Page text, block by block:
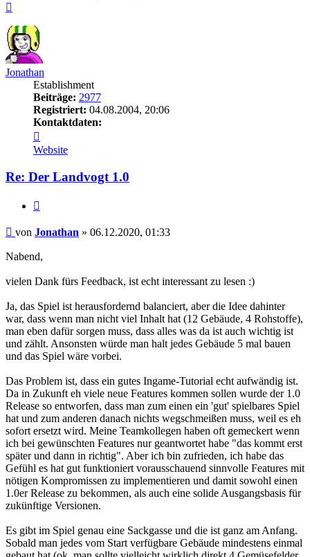
Jonathan
Establishment
Beiträge: 2977
Registriert: 04.08.2004, 20:06
Kontaktdaten:
von
Jonathan
Website
Re: Der Landvogt 1.0
Beitrag
von Jonathan » 06.12.2020, 01:33
Nabend,
vielen Dank fürs Feedback, ist echt interessant zu lesen :)
Ja, das Spiel ist herausfordernd balanciert, aber die Idee dahinter
war, dass wenn man nicht viel Inhalt hat (12 Gebäude, 4 Rohstoffe),
man eben dafür sorgen muss, dass alles was da ist auch wichtig ist
und zählt. Ansonsten würde man halt jedes Gebäude 5 mal bauen
und das Spiel wäre vorbei.
Das Problem ist, dass ein gutes Ingame-Tutorial echt aufwändig ist.
Da in Zukunft eh viele neue Features kommen sollen wurde der 1.0
Release so entworfen, dass man zum einen ein 'gut' spielbares Spiel
hat und zum anderen danach nichts wegschmeißen muss, weil es eh
sofort ersetzt wird. Meine Teamkollegen haben oft gemeckert wenn
ich bei gewünschten Features nur geantwortet habe "das kommt erst
später und dann in richtig". Aber ich bin zufrieden, ich habe das
Gefühl es hat gut funktioniert vorausschauend sinnvolle Features mit
nötigen Kompromissen zu implementieren und damit sowohl einen
1.0er Release zu bekommen, als auch eine solide Ausgangsbasis für
zukünftige Versionen.
Es gibt im Spiel genau eine Sackgasse und die ist ganz am Anfang.
Sobald man jedes vom Start verfügbare Gebäude mindestens einmal